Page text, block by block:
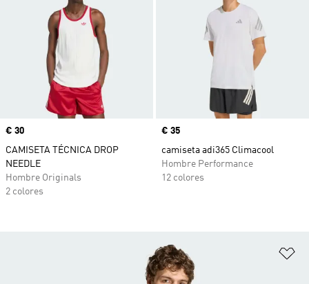
Precio
€ 30
CAMISETA TÉCNICA DROP
NEEDLE
Hombre Originals
2 colores
Precio
€ 35
camiseta adi365 Climacool
Hombre Performance
12 colores